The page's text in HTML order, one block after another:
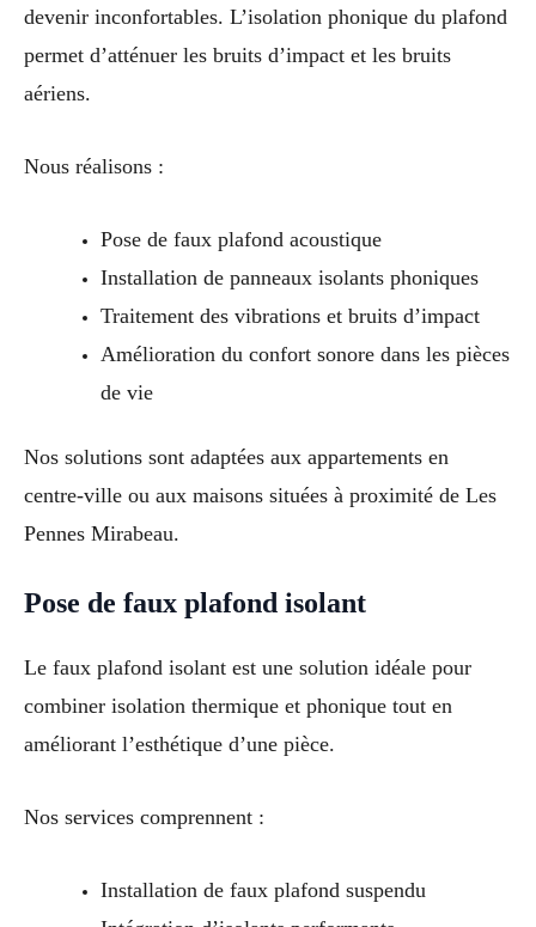
devenir inconfortables. L’isolation phonique du plafond
permet d’atténuer les bruits d’impact et les bruits
aériens.
Nous réalisons :
Pose de faux plafond acoustique
Installation de panneaux isolants phoniques
Traitement des vibrations et bruits d’impact
Amélioration du confort sonore dans les pièces
de vie
Nos solutions sont adaptées aux appartements en
centre-ville ou aux maisons situées à proximité de Les
Pennes Mirabeau.
Pose de faux plafond isolant
Le faux plafond isolant est une solution idéale pour
combiner isolation thermique et phonique tout en
améliorant l’esthétique d’une pièce.
Nos services comprennent :
Installation de faux plafond suspendu